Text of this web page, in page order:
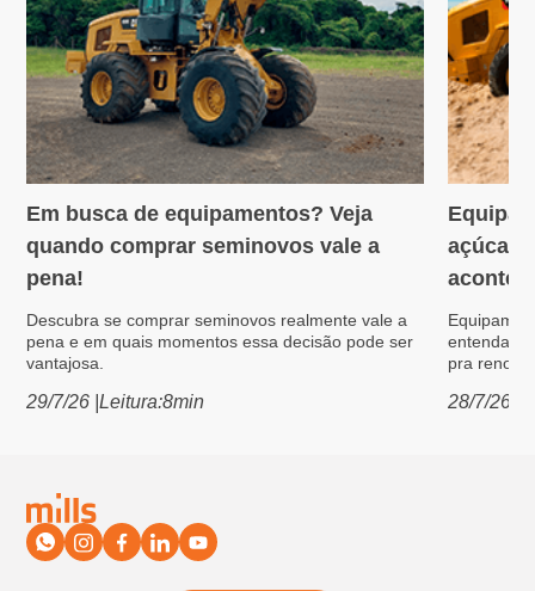
Variedades
Em busca de equipamentos? Veja
quando comprar seminovos vale a
pena!
Descubra se comprar seminovos realmente vale a
pena e em quais momentos essa decisão pode ser
vantajosa.
29/7/26 |Leitura:8min
açúcar:
entenda
pra
28/7/26